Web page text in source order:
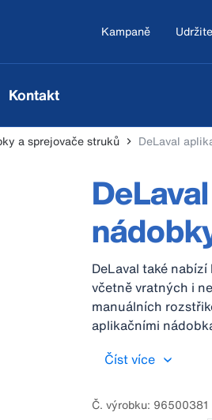
Kampaně
Kontakt
a sprejovače struků DeLaval
DeLaval také
včetně vratných i
manuálních
aplikačními
Číst více
Č. výrobku: 96500381